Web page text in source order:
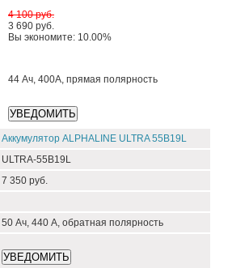
4 100 руб.
3 690 руб.
Вы экономите: 10.00%
44 Ач, 400А, прямая полярность
Аккумулятор ALPHALINE ULTRA 55B19L
ULTRA-55B19L
7 350 руб.
50 Ач, 440 А, обратная полярность